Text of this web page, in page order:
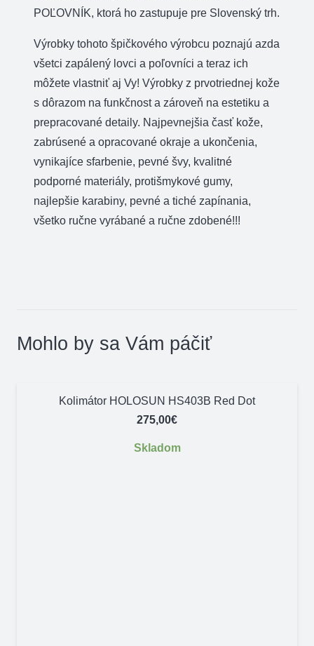
POĽOVNÍK, ktorá ho zastupuje pre Slovenský trh.
Výrobky tohoto špičkového výrobcu poznajú azda
všetci zapálený lovci a poľovníci a teraz ich
môžete vlastniť aj Vy! Výrobky z prvotriednej kože
s dôrazom na funkčnost a zároveň na estetiku a
prepracované detaily. Najpevnejšia časť kože,
zabrúsené a opracované okraje a ukončenia,
vynikajíce sfarbenie, pevné švy, kvalitné
podporné materiály, protišmykové gumy,
najlepšie karabiny, pevné a tiché zapínania,
všetko ručne vyrábané a ručne zdobené!!!
Mohlo by sa Vám páčiť
Kolimátor HOLOSUN HS403B Red Dot
275,00€
Skladom